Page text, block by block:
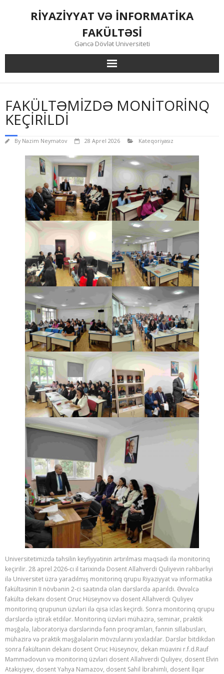
RİYAZİYYAT VƏ İNFORMATİKA
FAKÜLTƏSİ
Gəncə Dövlət Universiteti
FAKÜLTƏMIZDƏ MONITORINQ
KEÇIRILDI
By Nazim Neymətov 28 Aprel 2026 Kateqoriyasız
Universitetimizdə təhsilin keyfiyyətinin artırılması məqsədi ilə monitorinq
keçirilir. 28 aprel 2026-cı il tarixində Dosent Allahverdi Quliyevin rəhbərliyi
ilə Universitet üzrə yaradılmış monitorinq qrupu Riyaziyyat və informatika
fakültəsinin II növbənin 2-ci saatında olan dərslərdə aparıldı. Əvvəlcə
fakültə dekanı dosent Oruc Hüseynov və dosent Allahverdi Quliyev
monitorinq qrupunun üzvləri ilə qisa iclas keçirdi. Sonra monitorinq qrupu
dərslərdə iştirak etdilər. Monitorinq üzvləri mühazirə, seminar, praktik
məşğələ, laboratoriya dərslərində fənn proqramları, fənnin sillabusları,
mühazirə və praktik məşğələlərin mövzularını yoxladılar. Dərslər bitdikdən
sonra fakültənin dekanı dosent Oruc Hüseynov, dekan müavini r.f.d.Rauf
Məmmədovun və monitorinq üzvləri dosent Allahverdi Quliyev, dosent Elvin
Atakişiyev, dosent Yəhya Namazov, dosent Sahil İbrahimli, dosent İlqar